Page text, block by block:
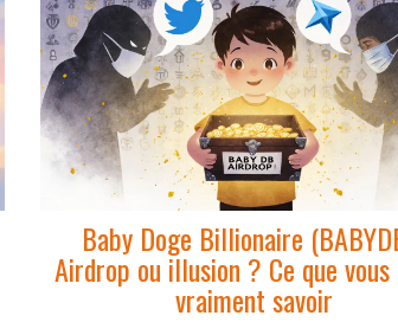
Baby Doge Billionaire
Airdrop ou illusion ? Ce que vous
vraiment savoir